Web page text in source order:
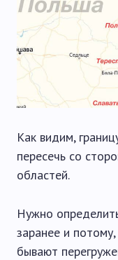
Как видим,
пересечь со
областей.
Нужно
заранее и
бывают